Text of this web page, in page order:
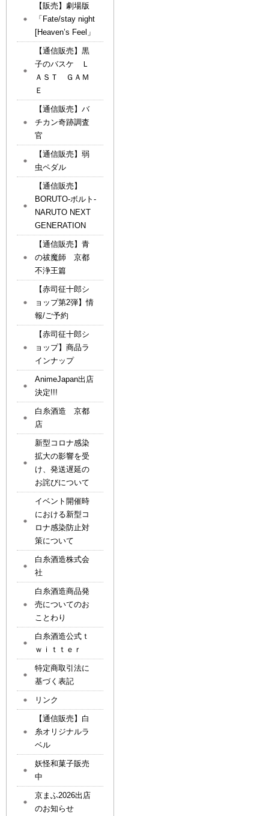
【販売】劇場版
「Fate/stay night
[Heaven’s Feel」
【通信販売】黒
子のバスケ Ｌ
ＡＳＴ ＧＡＭ
Ｅ
【通信販売】バ
チカン奇跡調査
官
【通信販売】弱
虫ペダル
【通信販売】
BORUTO-ボルト-
NARUTO NEXT
GENERATION
【通信販売】青
の祓魔師 京都
不浄王篇
【赤司征十郎シ
ョップ第2弾】情
報/ご予約
【赤司征十郎シ
ョップ】商品ラ
インナップ
AnimeJapan出店
決定!!!
白糸酒造 京都
店
新型コロナ感染
拡大の影響を受
け、発送遅延の
お詫びについて
イベント開催時
における新型コ
ロナ感染防止対
策について
白糸酒造株式会
社
白糸酒造商品発
売についてのお
ことわり
白糸酒造公式ｔ
ｗｉｔｔｅｒ
特定商取引法に
基づく表記
リンク
【通信販売】白
糸オリジナルラ
ベル
妖怪和菓子販売
中
京まふ2026出店
のお知らせ